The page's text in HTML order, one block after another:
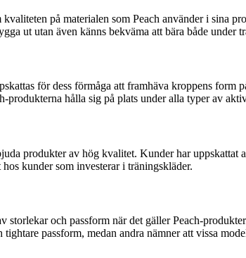
på materialen som Peach använder i sina
ut utan även känns bekväma att bära både under
för dess förmåga att framhäva kroppens
produkterna hålla sig på plats under alla typer av
produkter av hög kvalitet. Kunder har
kunder som investerar i träningskläder.
storlekar och passform när det gäller Peach-
passform, medan andra nämner att vissa